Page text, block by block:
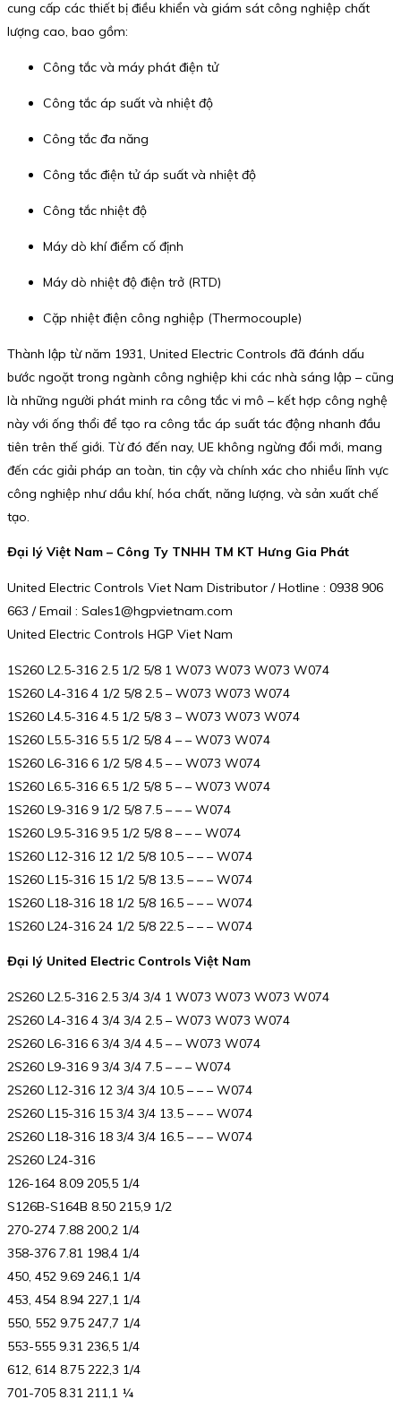
cung cấp các thiết bị điều khiển và giám sát công nghiệp chất
lượng cao, bao gồm:
Công tắc và máy phát điện tử
Công tắc áp suất và nhiệt độ
Công tắc đa năng
Công tắc điện tử áp suất và nhiệt độ
Công tắc nhiệt độ
Máy dò khí điểm cố định
Máy dò nhiệt độ điện trở (RTD)
Cặp nhiệt điện công nghiệp (Thermocouple)
Thành lập từ năm 1931, United Electric Controls đã đánh dấu
bước ngoặt trong ngành công nghiệp khi các nhà sáng lập – cũng
là những người phát minh ra công tắc vi mô – kết hợp công nghệ
này với ống thổi để tạo ra công tắc áp suất tác động nhanh đầu
tiên trên thế giới. Từ đó đến nay, UE không ngừng đổi mới, mang
đến các giải pháp an toàn, tin cậy và chính xác cho nhiều lĩnh vực
công nghiệp như dầu khí, hóa chất, năng lượng, và sản xuất chế
tạo.
Đại lý Việt Nam – Công Ty TNHH TM KT Hưng Gia Phát
United Electric Controls Viet Nam Distributor / Hotline : 0938 906
663 / Email : Sales1@hgpvietnam.com
United Electric Controls HGP Viet Nam
1S260 L2.5-316 2.5 1/2 5/8 1 W073 W073 W073 W074
1S260 L4-316 4 1/2 5/8 2.5 – W073 W073 W074
1S260 L4.5-316 4.5 1/2 5/8 3 – W073 W073 W074
1S260 L5.5-316 5.5 1/2 5/8 4 – – W073 W074
1S260 L6-316 6 1/2 5/8 4.5 – – W073 W074
1S260 L6.5-316 6.5 1/2 5/8 5 – – W073 W074
1S260 L9-316 9 1/2 5/8 7.5 – – – W074
1S260 L9.5-316 9.5 1/2 5/8 8 – – – W074
1S260 L12-316 12 1/2 5/8 10.5 – – – W074
1S260 L15-316 15 1/2 5/8 13.5 – – – W074
1S260 L18-316 18 1/2 5/8 16.5 – – – W074
1S260 L24-316 24 1/2 5/8 22.5 – – – W074
Đại lý United Electric Controls Việt Nam
2S260 L2.5-316 2.5 3/4 3/4 1 W073 W073 W073 W074
2S260 L4-316 4 3/4 3/4 2.5 – W073 W073 W074
2S260 L6-316 6 3/4 3/4 4.5 – – W073 W074
2S260 L9-316 9 3/4 3/4 7.5 – – – W074
2S260 L12-316 12 3/4 3/4 10.5 – – – W074
2S260 L15-316 15 3/4 3/4 13.5 – – – W074
2S260 L18-316 18 3/4 3/4 16.5 – – – W074
2S260 L24-316
126-164 8.09 205,5 1/4
S126B-S164B 8.50 215,9 1/2
270-274 7.88 200,2 1/4
358-376 7.81 198,4 1/4
450, 452 9.69 246,1 1/4
453, 454 8.94 227,1 1/4
550, 552 9.75 247,7 1/4
553-555 9.31 236,5 1/4
612, 614 8.75 222,3 1/4
701-705 8.31 211,1 ¼